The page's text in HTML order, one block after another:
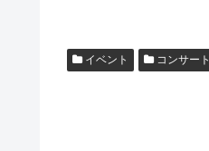
イベント コンサート